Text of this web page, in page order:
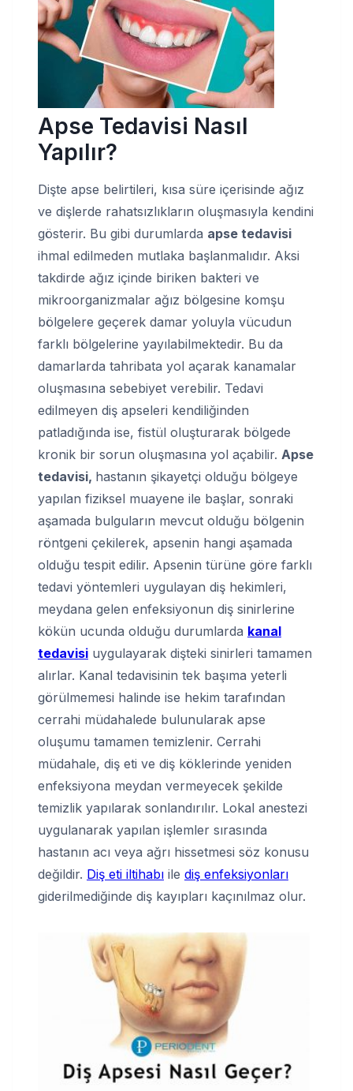
Apse Tedavisi Nasıl
Yapılır?
Dişte apse belirtileri, kısa süre içerisinde ağız
ve dişlerde rahatsızlıkların oluşmasıyla kendini
gösterir. Bu gibi durumlarda apse tedavisi
ihmal edilmeden mutlaka başlanmalıdır. Aksi
takdirde ağız içinde biriken bakteri ve
mikroorganizmalar ağız bölgesine komşu
bölgelere geçerek damar yoluyla vücudun
farklı bölgelerine yayılabilmektedir. Bu da
damarlarda tahribata yol açarak kanamalar
oluşmasına sebebiyet verebilir. Tedavi
edilmeyen diş apseleri kendiliğinden
patladığında ise, fistül oluşturarak bölgede
kronik bir sorun oluşmasına yol açabilir. Apse
tedavisi, hastanın şikayetçi olduğu bölgeye
yapılan fiziksel muayene ile başlar, sonraki
aşamada bulguların mevcut olduğu bölgenin
röntgeni çekilerek, apsenin hangi aşamada
olduğu tespit edilir. Apsenin türüne göre farklı
tedavi yöntemleri uygulayan diş hekimleri,
meydana gelen enfeksiyonun diş sinirlerine
kökün ucunda olduğu durumlarda kanal
tedavisi uygulayarak dişteki sinirleri tamamen
alırlar. Kanal tedavisinin tek başıma yeterli
görülmemesi halinde ise hekim tarafından
cerrahi müdahalede bulunularak apse
oluşumu tamamen temizlenir. Cerrahi
müdahale, diş eti ve diş köklerinde yeniden
enfeksiyona meydan vermeyecek şekilde
temizlik yapılarak sonlandırılır. Lokal anestezi
uygulanarak yapılan işlemler sırasında
hastanın acı veya ağrı hissetmesi söz konusu
değildir. Diş eti iltihabı ile diş enfeksiyonları
giderilmediğinde diş kayıpları kaçınılmaz olur.